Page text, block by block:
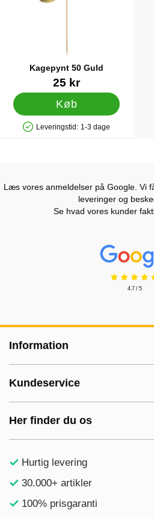
Kagepynt 50 Guld
Varenr 3308725 kr
Køb
Produkttilgængelighed: På lager
Leveringstid: 1-3 dage
Læs vores anmeldelser på Google. Vi
leveringer og
Se hvad vores kunder
4.7 / 5
Information
Kundeservice
Her finder du os
Hurtig levering
30.000+ artikler
100% prisgaranti